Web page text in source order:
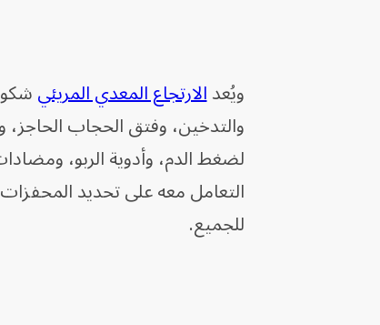
ويُعدالارتجاع المعدي المريئي
والتدخين، وفتق الحجاب
لضغط الدم، وأدوية الربو،
التعامل معه على تحديد
للجميع.